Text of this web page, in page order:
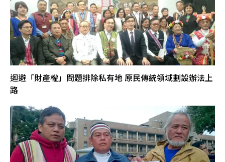
迴避「財產權」問題排除私有地 原民傳統領域劃設辦法上
路